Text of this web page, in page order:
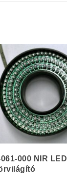
000 NIR LED